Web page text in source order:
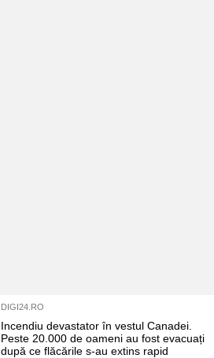
DIGI24.RO
Incendiu devastator în vestul Canadei.
Peste 20.000 de oameni au fost evacuați
după ce flăcările s-au extins rapid